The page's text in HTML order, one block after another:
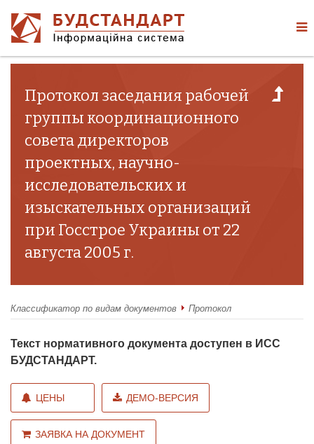
Протокол заседания рабочей
группы координационного
совета директоров
проектных, научно-
исследовательских и
изыскательных организаций
при Госстрое Украины от 22
августа 2005 г.
Классификатор по видам документов Протокол
Текст нормативного документа доступен в ИСС
БУДСТАНДАРТ.
ЦЕНЫ ДЕМО-ВЕРСИЯ
ЗАЯВКА НА ДОКУМЕНТ